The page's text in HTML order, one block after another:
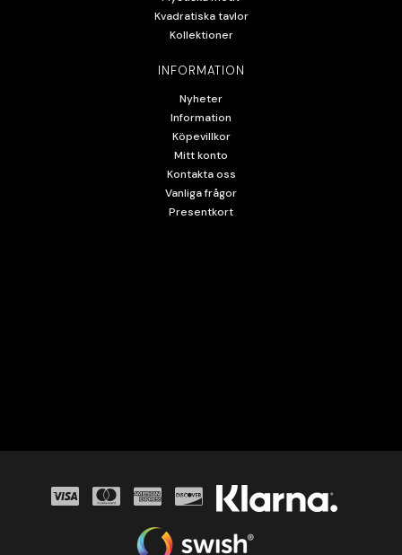
Kvadratiska tavlor
Kollektioner
INFORMATION
Nyheter
Information
Köpevillkor
Mitt konto
Kontakta oss
Vanliga frågor
Presentkort